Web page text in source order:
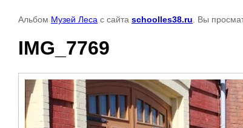
Альбом Музей Леса с сайта schoolles38.ru . Вы
IMG_7769